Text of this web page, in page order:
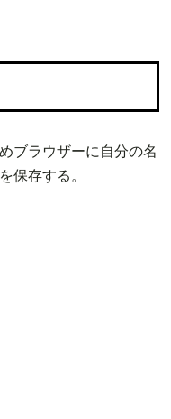
ブラウザーに自分の名
保存する。